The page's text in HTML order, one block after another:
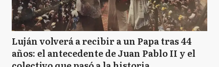
Luján volverá a recibir a un Papa tras 44
años: el antecedente de Juan Pablo II y el